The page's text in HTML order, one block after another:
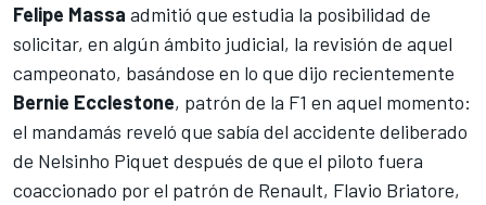
Felipe Massa admitió que estudia la posibilidad de
solicitar, en algún ámbito judicial, la revisión de aquel
campeonato, basándose en lo que dijo recientemente
Bernie Ecclestone, patrón de la F1 en aquel momento:
el mandamás reveló que sabía del accidente deliberado
de Nelsinho Piquet después de que el piloto fuera
coaccionado por el patrón de Renault, Flavio Briatore,